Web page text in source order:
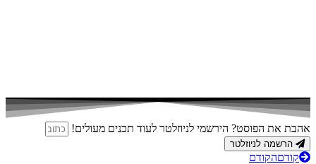
אהבת את הפוסט? הירשמי לניוזלטר לעוד תכנים מעולים!
הרשמה לניוזלטר
קודםהקודם